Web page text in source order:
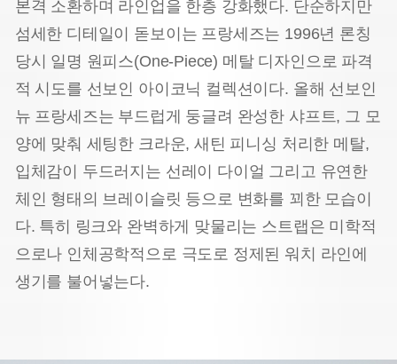
본격 소환하며 라인업을 한층 강화했다. 단순하지만
섬세한 디테일이 돋보이는 프랑세즈는 1996년 론칭
당시 일명 원피스(One-Piece) 메탈 디자인으로 파격
적 시도를 선보인 아이코닉 컬렉션이다. 올해 선보인
뉴 프랑세즈는 부드럽게 둥글려 완성한 샤프트, 그 모
양에 맞춰 세팅한 크라운, 새틴 피니싱 처리한 메탈,
입체감이 두드러지는 선레이 다이얼 그리고 유연한
체인 형태의 브레이슬릿 등으로 변화를 꾀한 모습이
다. 특히 링크와 완벽하게 맞물리는 스트랩은 미학적
으로나 인체공학적으로 극도로 정제된 워치 라인에
생기를 불어넣는다.